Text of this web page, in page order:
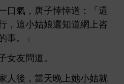
，唐子悻悻
：「還
， 姑娘還 網
咨
事。」
女友問
。
，當
姑就